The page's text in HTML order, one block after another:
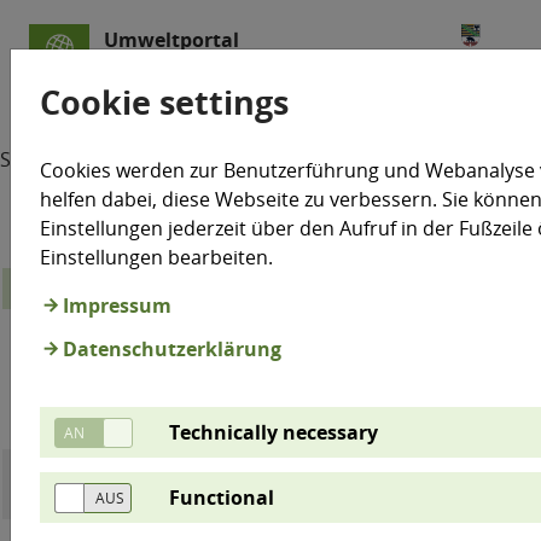
Umweltportal
Startseite Test
Jahresniederschlag
1990
2025
Differenz
1990
Bad
Lauchstädt
361 381
Cookie settings
Cookies werden zur Benutzerführung und
helfen dabei, diese Webseite zu verbessern. Sie
Einstellungen jederzeit über den Aufruf in der
Einstellungen bearbeiten.
Impressum
Datenschutzerklärung
Technically necessary
Functional